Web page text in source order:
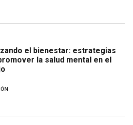
el bienestar: estrategias
la salud mental en el